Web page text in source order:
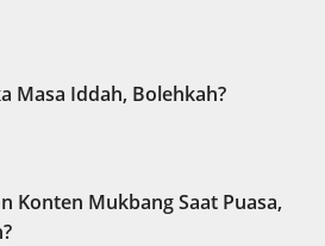
Masa Iddah, Bolehkah?
Konten Mukbang Saat Puasa,